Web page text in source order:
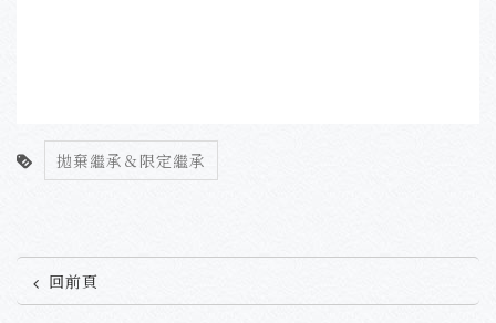
拋棄繼承＆限定繼承
回前頁